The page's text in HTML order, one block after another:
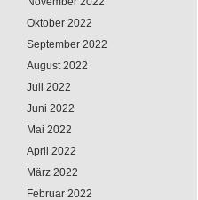
Oktober 2022
September 2022
August 2022
Juli 2022
Juni 2022
Mai 2022
April 2022
März 2022
Februar 2022